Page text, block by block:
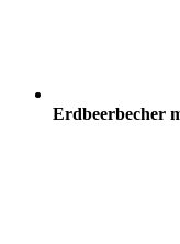
Erdbeerbecher